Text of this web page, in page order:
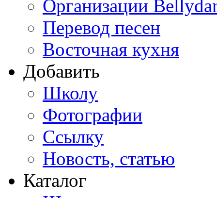
Организации
Перевод песен
Восточная кухня
Добавить
Школу
Фотографии
Ссылку
Новость, статью
Каталог